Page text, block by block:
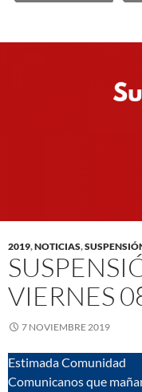
2019,NOTICIAS,
VIERNES
7 NOVIEMBRE 2019
Estimada Comunidad
Comunicanos que